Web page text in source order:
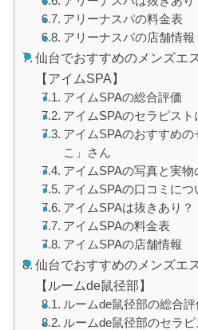
アリーナスパの料金表
アリーナスパの店舗情報
仙台でおすすめのメンズエ
【アイムSPA】
アイムSPAの総合評価
アイムSPAのセラピスト
アイムSPAのおすすめ
こ」さん
アイムSPAの写真と実物
アイムSPAの口コミにつ
アイムSPAは抜きあり？
アイムSPAの料金表
アイムSPAの店舗情報
仙台でおすすめのメンズエ
【ルームde鼠径部】
ルームde鼠径部の総合評
ルームde鼠径部のセラ